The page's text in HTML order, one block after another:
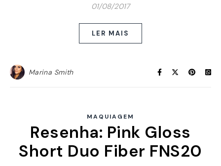
01/08/2017
LER MAIS
Marina Smith
MAQUIAGEM
Resenha: Pink Gloss
Short Duo Fiber FNS20